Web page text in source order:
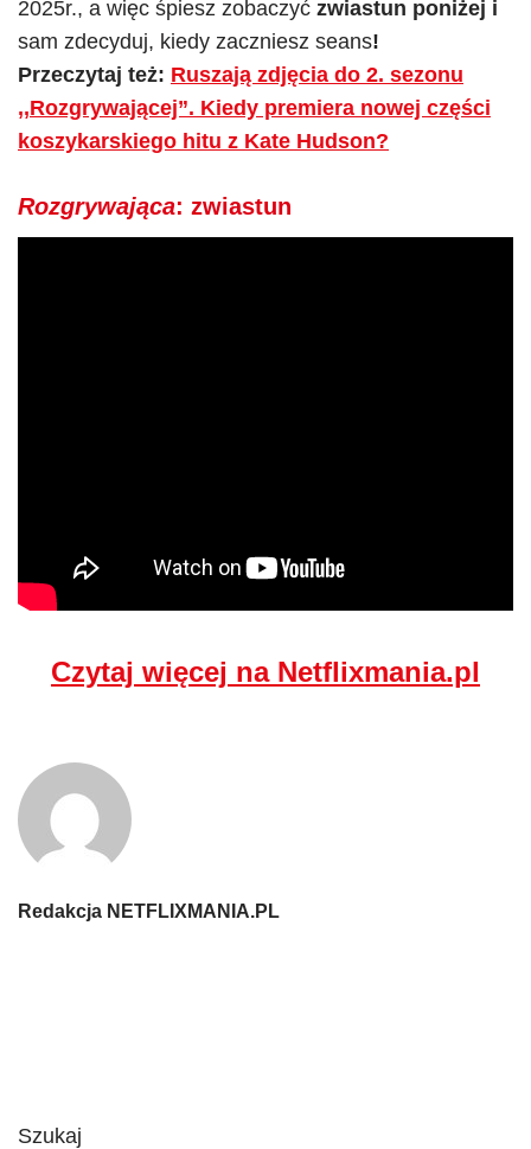
2025r., a więc śpiesz zobaczyć zwiastun poniżej i
sam zdecyduj, kiedy zaczniesz seans!
Przeczytaj też: Ruszają zdjęcia do 2. sezonu
,,Rozgrywającej”. Kiedy premiera nowej części
koszykarskiego hitu z Kate Hudson?
Rozgrywająca: zwiastun
Czytaj więcej na Netflixmania.pl
Redakcja NETFLIXMANIA.PL
Szukaj